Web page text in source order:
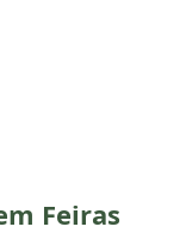
Feiras